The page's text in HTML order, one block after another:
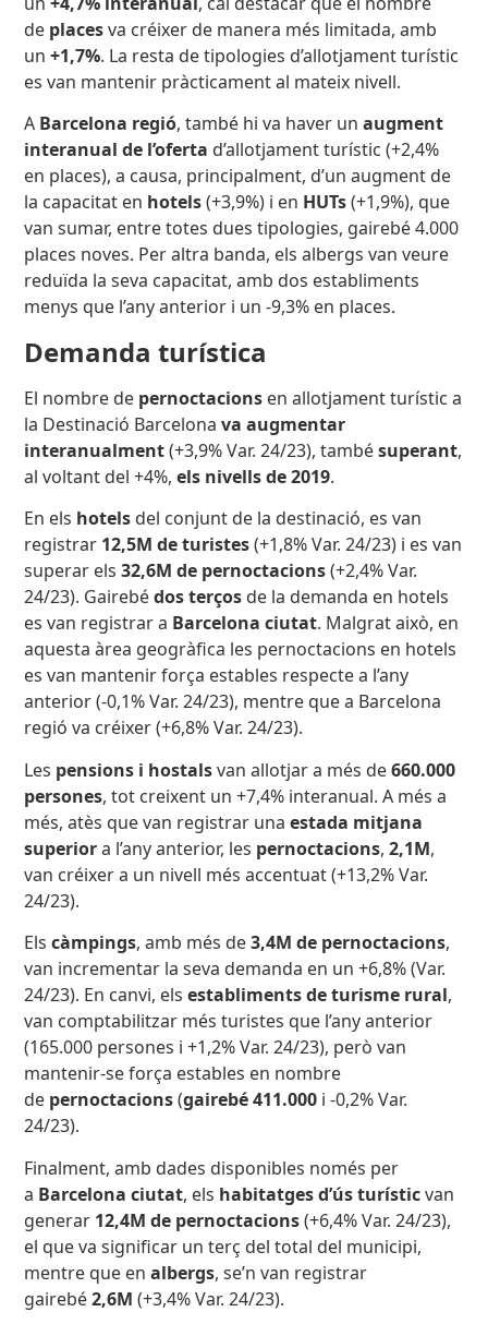
de placesva créixer de manera més limitada, amb
un+1,7%. La resta de tipologies d’allotjament turístic
es van mantenir pràcticament al mateix nivell.
A Barcelona regió, també hi va haver unaugment
interanual de l’oferta d’allotjament turístic (+2,4%
en places), a causa, principalment, d’un augment de
la capacitat en hotels(+3,9%) i en HUTs(+1,9%), que
van sumar, entre totes dues tipologies, gairebé 4.000
places noves. Per altra banda, els albergs van veure
reduïda la seva capacitat, amb dos establiments
menys que l’any anterior i un -9,3% en places.
Demanda turística
El nombre de pernoctacions en allotjament turístic a
la Destinació Barcelona va augmentar
interanualment(+3,9% Var. 24/23), tambésuperant,
al voltant del +4%,els nivells de 2019.
En els hotels del conjunt de la destinació, es van
registrar 12,5M de turistes(+1,8% Var. 24/23) i es van
superar els 32,6M de pernoctacions(+2,4% Var.
24/23). Gairebédos terços de la demanda en hotels
es van registrar a Barcelona ciutat. Malgrat això, en
aquesta àrea geogràfica les pernoctacions en hotels
es van mantenir força estables respecte a l’any
anterior (-0,1% Var. 24/23), mentre que a Barcelona
regió va créixer (+6,8% Var. 24/23).
Les pensions i hostalsvan allotjar a més de660.000
persones, tot creixent un +7,4% interanual. A més a
més, atès que van registrar unaestada mitjana
superiora l’any anterior, les pernoctacions,2,1M,
van créixer a un nivell més accentuat (+13,2% Var.
24/23).
Elscàmpings, amb més de3,4M de pernoctacions,
van incrementar la seva demanda en un +6,8% (Var.
24/23). En canvi, elsestabliments de turisme rural,
van comptabilitzar més turistes que l’any anterior
(165.000 persones i +1,2% Var. 24/23), però van
mantenir-se força estables en nombre
de pernoctacions(gairebé 411.000 i -0,2% Var.
24/23).
Finalment, amb dades disponibles només per
a Barcelona ciutat, els habitatges d’ús turísticvan
generar 12,4M de pernoctacions(+6,4% Var. 24/23),
el que va significar un terç del total del municipi,
mentre que enalbergs, se’n van registrar
gairebé2,6M(+3,4% Var. 24/23).